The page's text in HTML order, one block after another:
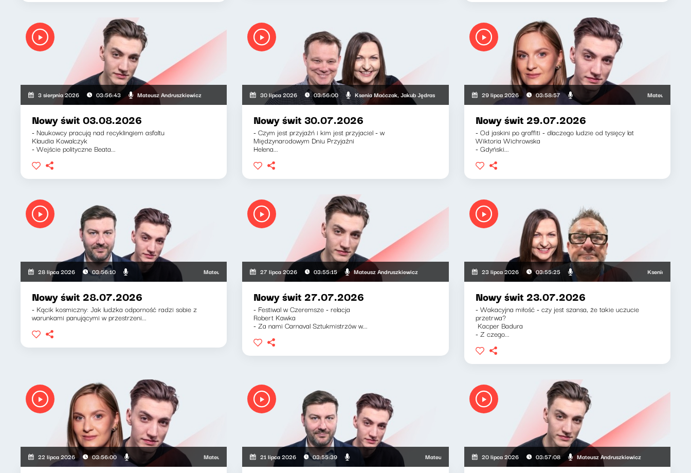
3 sierpnia 2026 03:56:43 Mateusz Andruszkiewicz
Nowy świt 03.08.2026
- Naukowcy pracują nad recyklingiem asfaltu
Klaudia Kowalczyk
- Wejście polityczne Beata...
30 lipca 2026 03:56:00 Ksenia Maćczak, Jakub Jędras
Nowy świt 30.07.2026
- Czym jest przyjaźń i kim jest przyjaciel - w
Międzynarodowym Dniu Przyjaźni
Helena...
29 lipca 2026 03:58:57 Mateusz
Nowy świt 29.07.2026
- Od jaskini po graffiti - dlaczego ludzie od tysięcy lat
Wiktoria Wichrowska
- Gdyński...
28 lipca 2026 03:56:10 Mateusz Andruszkiewicz, Klaudiusz Slezak
Nowy świt 28.07.2026
- Kącik kosmiczny: Jak ludzka odporność radzi sobie z
warunkami panującymi w przestrzeni...
27 lipca 2026 03:55:15 Mateusz Andruszkiewicz
Nowy świt 27.07.2026
- Festiwal w Czeremsze - relacja
Robert Kawka
- Za nami Carnaval Sztukmistrzów w...
23 lipca 2026 03:55:25 Ksenia Maćczak,
Nowy świt 23.07.2026
- Wakacyjna miłość - czy jest szansa, że takie uczucie
przetrwa?
Kacper Badura
- Z czego...
22 lipca 2026 03:56:00 Mateusz Andruszkiewicz, Zuzanna Iłenda
21 lipca 2026 03:55:39 Mateusz Andruszkiewicz, Klaudiusz Slezak
20 lipca 2026 03:57:08 Mateusz Andruszkiewicz